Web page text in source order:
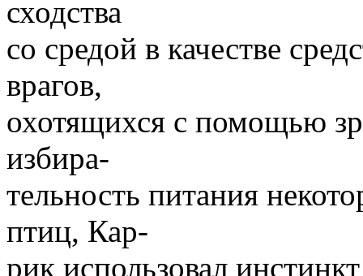
сходства
со средой в качестве
врагов,
охотящихся с помощью
избира-
тельность питания
птиц, Кар-
рик использовал